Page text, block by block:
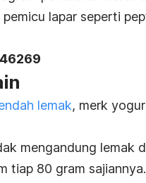
lapar seperti
lemak, merk
mengandung lemak
tiap 80 gram sajiannya.